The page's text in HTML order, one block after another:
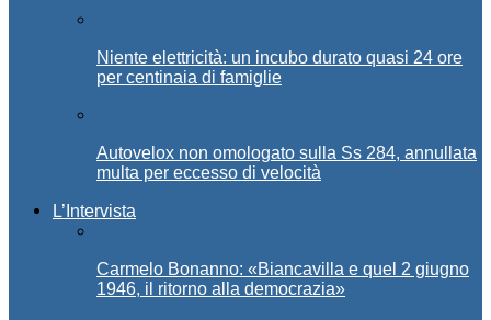
Niente elettricità: un incubo durato quasi 24 ore
per centinaia di famiglie
Autovelox non omologato sulla Ss 284, annullata
multa per eccesso di velocità
L’Intervista
Carmelo Bonanno: «Biancavilla e quel 2 giugno
1946, il ritorno alla democrazia»